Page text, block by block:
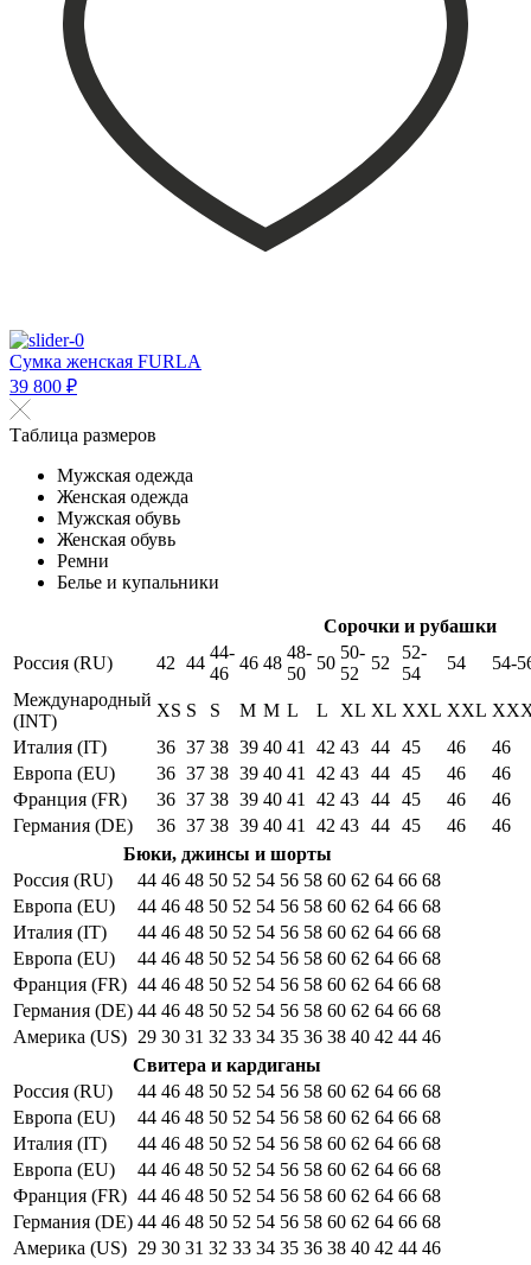
Сумка женская FURLA
39 800 ₽
Таблица размеров
Мужская одежда
Женская одежда
Мужская обувь
Женская обувь
Ремни
Белье и купальники
Сорочки и рубашки
Россия (RU)
42 44
44-
46
46 48
48-
50
50
50-
52
52
52-
54
54
54-
Международный
(INT)
XS S S M M L L XL XL XXL XXL
Италия (IT)
36 37 38 39 40 41 42 43 44 45 46
46
Европа (EU)
36 37 38 39 40 41 42 43 44 45 46
46
Франция (FR)
36 37 38 39 40 41 42 43 44 45 46
46
Германия (DE)
36 37 38 39 40 41 42 43 44 45 46
46
Бюки, джинсы и шорты
Россия (RU)
44 46 48 50 52 54 56 58 60 62 64 66 68
Европа (EU)
44 46 48 50 52 54 56 58 60 62 64 66 68
Италия (IT)
44 46 48 50 52 54 56 58 60 62 64 66 68
Европа (EU)
44 46 48 50 52 54 56 58 60 62 64 66 68
Франция (FR) 44 46 48 50 52 54 56 58 60 62 64 66 68
Германия (DE) 44 46 48 50 52 54 56 58 60 62 64 66 68
Америка (US) 29 30 31 32 33 34 35 36 38 40 42 44 46
Свитера и кардиганы
Россия (RU)
44 46 48 50 52 54 56 58 60 62 64 66 68
Европа (EU)
44 46 48 50 52 54 56 58 60 62 64 66 68
Италия (IT)
44 46 48 50 52 54 56 58 60 62 64 66 68
Европа (EU)
44 46 48 50 52 54 56 58 60 62 64 66 68
Франция (FR) 44 46 48 50 52 54 56 58 60 62 64 66 68
Германия (DE) 44 46 48 50 52 54 56 58 60 62 64 66 68
Америка (US) 29 30 31 32 33 34 35 36 38 40 42 44 46